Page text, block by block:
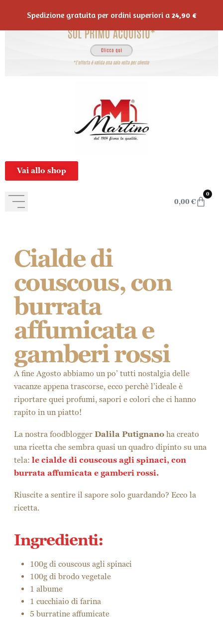
Vai allo shop
0,00 €
0
Cialde di
couscous, con
burrata
affumicata e
gamberi rossi
A fine Agosto abbiamo un po’ tutti nostalgia delle
vacanze appena trascorse, ecco perchè l’ideale è
riportare quei profumi, sapori e colori che ci hanno
rapito in un piatto!
La nostra foodblogger Dalila Putignano ha creato
una ricetta che sembra quasi un quadro dipinto su una
tela: le cialde di couscous agli spinaci, con
burrata affumicata e gamberi rossi.
Riuscite a sentire il sapore solo guardando? Ecco la
ricetta.
Ingredienti:
100g di couscous agli spinaci
100g di brodo vegetale
1 albume
1 cucchiaio di farina
5 burratine affumicate
Spedizione gratuita per ordini superiori a 24,90 €